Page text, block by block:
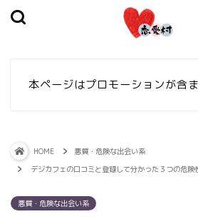
本ページはプロモーションが含
HOME
悪質・危険な出会い系
デジカフェの口コミと登録して分かった３つの危険
悪質・危険な出会い系